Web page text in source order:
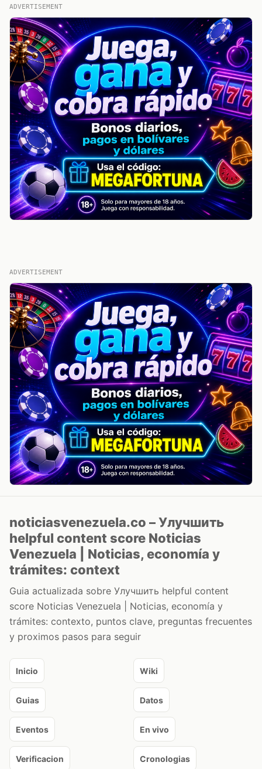
ADVERTISEMENT
ADVERTISEMENT
noticiasvenezuela.co – Улучшить
helpful content score Noticias
Venezuela | Noticias, economía y
trámites: context
Guia actualizada sobre Улучшить helpful content
score Noticias Venezuela | Noticias, economía y
trámites: contexto, puntos clave, preguntas frecuentes
y proximos pasos para seguir
Inicio Wiki
Guias Datos
Eventos En vivo
Verificacion Cronologias